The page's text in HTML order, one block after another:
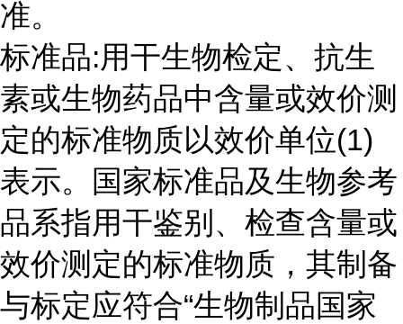
准。
标准品:用干生物检定、抗生
素或生物药品中含量或效价测
定的标准物质以效价单位(1)
表示。国家标准品及生物参考
品系指用干鉴别、检查含量或
效价测定的标准物质，其制备
与标定应符合“生物制品国家